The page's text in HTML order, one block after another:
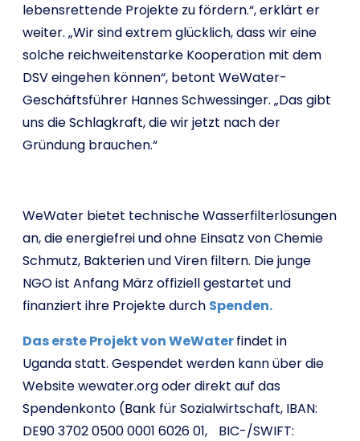
lebensrettende Projekte zu fördern.“, erklärt er
weiter. „Wir sind extrem glücklich, dass wir eine
solche reichweitenstarke Kooperation mit dem
DSV eingehen können“, betont WeWater-
Geschäftsführer Hannes Schwessinger. „Das gibt
uns die Schlagkraft, die wir jetzt nach der
Gründung brauchen.“
WeWater bietet technische Wasserfilterlösungen
an, die energiefrei und ohne Einsatz von Chemie
Schmutz, Bakterien und Viren filtern. Die junge
NGO ist Anfang März offiziell gestartet und
finanziert ihre Projekte durch Spenden.
Das erste Projekt von WeWaterfindet in
Uganda statt. Gespendet werden kann über die
Website wewater.org oder direkt auf das
Spendenkonto (Bank für Sozialwirtschaft, IBAN:
DE90 3702 0500 0001 6026 01, BIC-/SWIFT: